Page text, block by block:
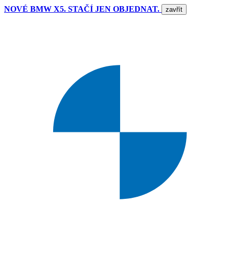
NOVÉ BMW X5. STAČÍ JEN OBJEDNAT. zavřít